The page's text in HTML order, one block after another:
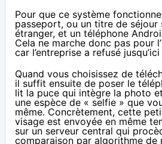
Pour que ce système
passeport, ou un titre de séjour
étranger, et un téléphone
Cela ne marche donc pas pour
car l’entreprise a refusé
Quand vous choisissez de
il suffit ensuite de poser le
lit la puce qui intègre la photo
une espèce de « selfie » que
même. Concrètement, cette
visage est envoyée en même
sur un serveur central qui
comparaison par algorithme de